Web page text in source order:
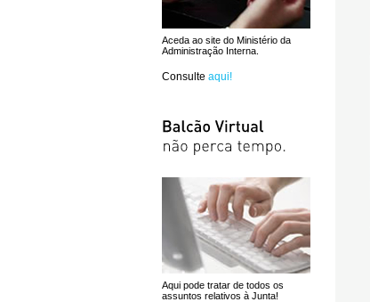
Aceda ao site do Ministério da
Administração Interna.
Consulte aqui!
Aqui pode tratar de todos os
assuntos relativos à Junta!